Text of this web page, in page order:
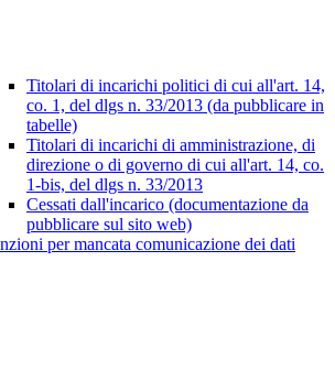
Titolari di incarichi politici di cui all'art. 14,
co. 1, del dlgs n. 33/2013 (da pubblicare in
tabelle)
Titolari di incarichi di amministrazione, di
direzione o di governo di cui all'art. 14, co.
1-bis, del dlgs n. 33/2013
Cessati dall'incarico (documentazione da
pubblicare sul sito web)
per mancata comunicazione dei dati